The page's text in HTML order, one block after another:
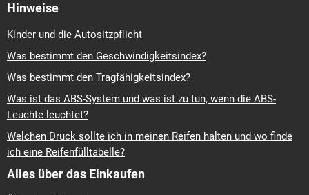
Hinweise
Kinder und die Autositzpflicht
Was bestimmt den Geschwindigkeitsindex?
Was bestimmt den Tragfähigkeitsindex?
Was ist das ABS-System und was ist zu tun, wenn die ABS-
Leuchte leuchtet?
Welchen Druck sollte ich in meinen Reifen halten und wo finde
ich eine Reifenfülltabelle?
Alles über das Einkaufen